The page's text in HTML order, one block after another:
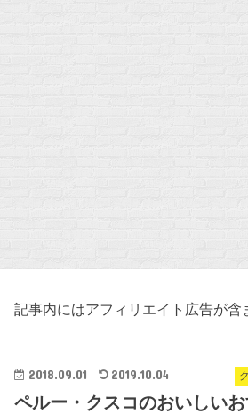
記事内にはアフィリエイト広告が含
2018.09.01 2019.10.04
ペルー・クスコのおいしい